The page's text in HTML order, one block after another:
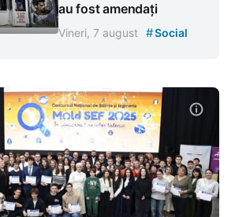
au fost amendați
Vineri, 7 august #Social